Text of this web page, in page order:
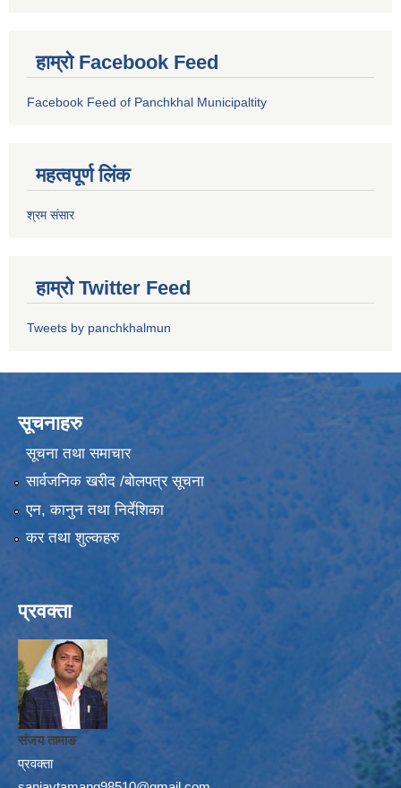
हाम्रो Facebook Feed
Facebook Feed of Panchkhal Municipaltity
महत्वपूर्ण लिंक
श्रम संसार
हाम्रो Twitter Feed
Tweets by panchkhalmun
सूचनाहरु
सूचना तथा समाचार
सार्वजनिक खरीद /बोलपत्र सूचना
एन, कानुन तथा निर्देशिका
कर तथा शुल्कहरु
प्रवक्ता
संजय तामाङ
प्रवक्ता